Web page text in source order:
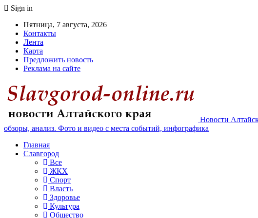
Sign in
Пятница, 7 августа, 2026
Контакты
Лента
Карта
Предложить новость
Реклама на сайте
Новости
обзоры, анализ. Фото и видео с места событий, инфографика
Главная
Славгород
Все
ЖКХ
Спорт
Власть
Здоровье
Культура
Общество